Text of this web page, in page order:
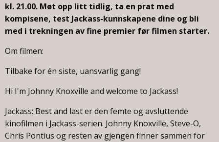
kl. 21.00. Møt opp litt tidlig, ta en prat med
kompisene, test Jackass-kunnskapene dine og bli
med i trekningen av fine premier før filmen starter.
Om filmen:
Tilbake for én siste, uansvarlig gang!
Hi I'm Johnny Knoxville and welcome to Jackass!
Jackass: Best and last er den femte og avsluttende
kinofilmen i Jackass-serien. Johnny Knoxville, Steve-O,
Chris Pontius og resten av gjengen finner sammen for